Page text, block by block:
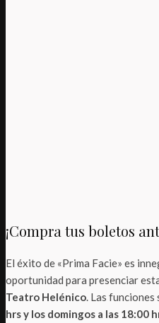
¡Compra tus boletos
El éxito de «Prima Facie» es
oportunidad para presenciar
Teatro Helénico. Las funciones
hrs y los domingos a las 18:00